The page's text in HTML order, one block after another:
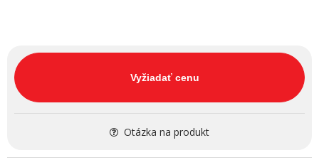
Vyžiadať cenu
Otázka na produkt